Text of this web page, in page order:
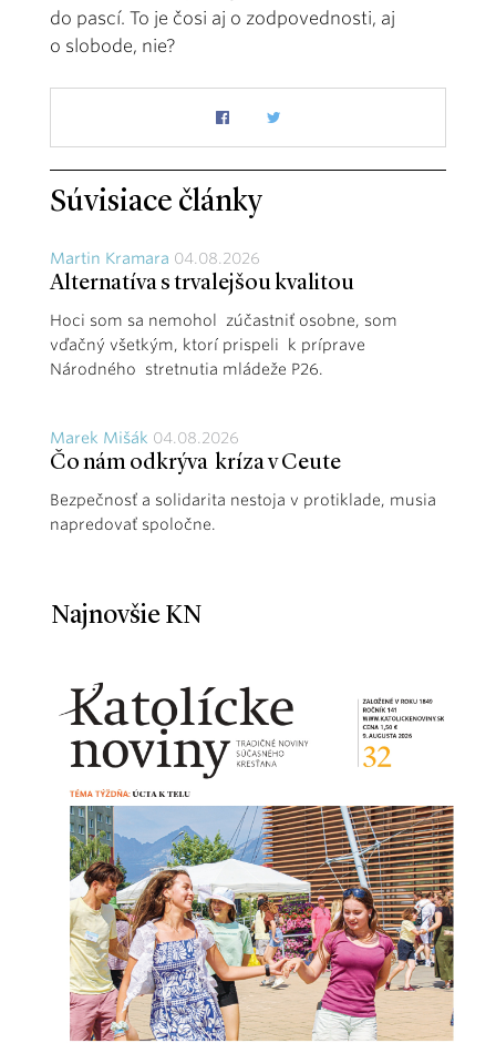
do pascí. To je čosi aj o zodpovednosti, aj
o slobode, nie?
Súvisiace články
Martin Kramara 04.08.2026
Alternatíva s trvalejšou kvalitou
Hoci som sa nemohol zúčastniť osobne, som
vďačný všetkým, ktorí prispeli k príprave
Národného stretnutia mládeže P26.
Marek Mišák 04.08.2026
Čo nám odkrýva kríza v Ceute
Bezpečnosť a solidarita nestoja v protiklade, musia
napredovať spoločne.
Najnovšie KN